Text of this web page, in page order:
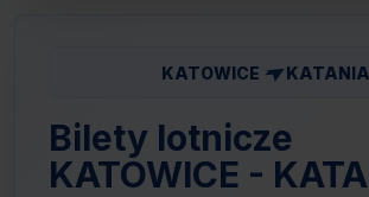
KATOWICE KATANIA
Bilety lotnicze
KATOWICE -